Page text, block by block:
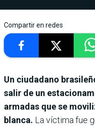
Compartir en redes
Un ciudadano
salir de un
armadas que se
blanca. La víctima fue